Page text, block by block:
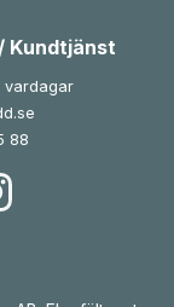
Kundtjänst
vardagar
88